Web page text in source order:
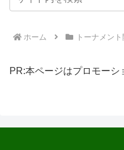
ホーム トーナメン
PR:本ページはプロモー